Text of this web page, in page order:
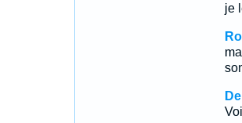
je